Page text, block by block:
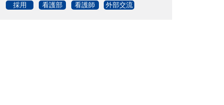
採用 看護部 看護師 外部交流